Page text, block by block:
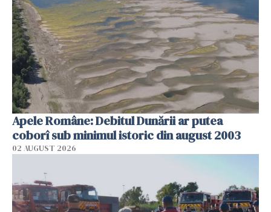
Apele Române: Debitul Dunării ar putea
coborî sub minimul istoric din august 2003
02 AUGUST 2026